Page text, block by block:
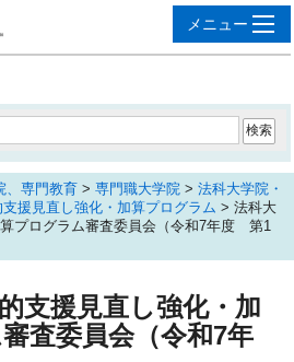
、専門教育 > 専門職大学院 > 法科大学院・
援見直し強化・加算プログラム > 法科大
プログラム審査委員会（令和7年度 第1
支援見直し強化・加
査委員会（令和7年